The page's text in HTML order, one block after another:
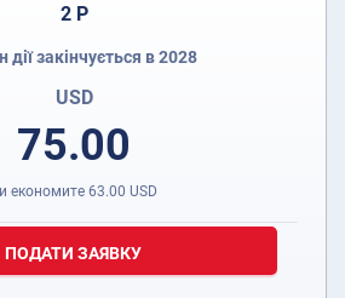
2 Р
дії закінчується в 2028
USD
75.00
економите 63.00 USD
ПОДАТИ ЗАЯВКУ